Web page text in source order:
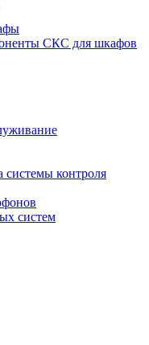
СКС для шкафов
контроля
систем